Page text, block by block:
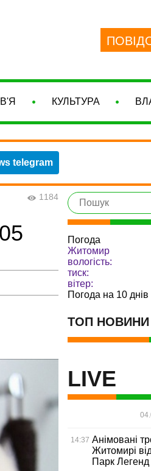
КУЛЬТУРА
telegram
1184
Погода
Житомир
вологість:
тиск:
вітер:
Погода на 10 днів
ТОП НОВИНИ
LIVE
14:37 Анімовані
Житомирі
Парк Легенд